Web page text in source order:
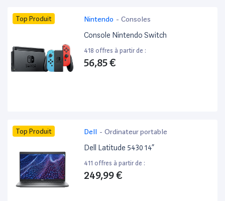
Top Produit Nintendo - Consoles
Console Nintendo Switch
418 offres à partir de :
56,85 €
Top Produit Dell - Ordinateur portable
Dell Latitude 5430 14”
411 offres à partir de :
249,99 €